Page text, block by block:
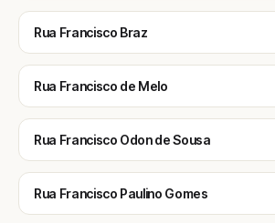
Rua Francisco Braz
Rua Francisco de Melo
Rua Francisco Odon de Sousa
Rua Francisco Paulino Gomes